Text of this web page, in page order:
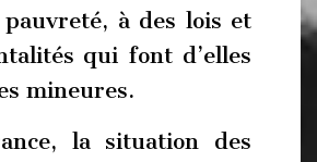
à des lois et
qui font d’elles
mineures.
la situation des